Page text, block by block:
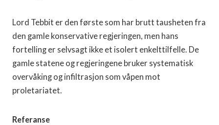
Lord Tebbit er den første som har brutt tausheten fra
den gamle konservative regjeringen, men hans
fortelling er selvsagt ikke et isolert enkelttilfelle. De
gamle statene og regjeringene bruker systematisk
overvåking og infiltrasjon som våpen mot
proletariatet.
Referanse